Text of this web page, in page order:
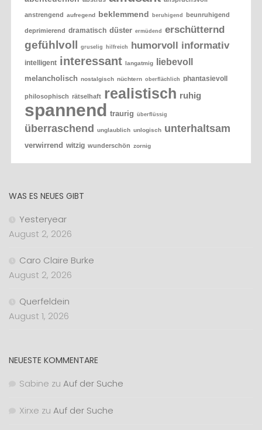
anstrengend aufregend beklemmend beruhigend beunruhigend
deprimierend dramatisch düster ermüdend erschütternd
gefühlvoll gruselig hilfreich humorvoll informativ
intelligent interessant langatmig liebevoll
melancholisch nostalgisch nüchtern oberflächlich phantasievoll
philosophisch rätselhaft realistisch ruhig
spannend traurig überflüssig
überraschend unglaublich unlogisch unterhaltsam
verwirrend witzig wunderschön zornig
WAS ES NEUES GIBT
Yesteryear
August 2, 2026
Caro Claire Burke
August 2, 2026
Querfeldein
August 1, 2026
NEUESTE KOMMENTARE
Sabine zu Auf der Suche
Xirxe zu Auf der Suche